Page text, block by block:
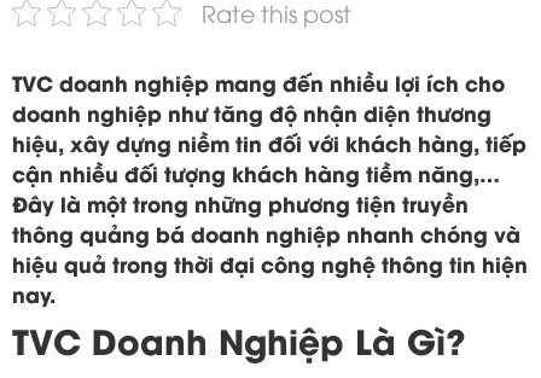
Rate this post
TVC doanh nghiệp mang đến nhiều lợi ích cho
doanh nghiệp như tăng độ nhận diện thương
hiệu, xây dựng niềm tin đối với khách hàng, tiếp
cận nhiều đối tượng khách hàng tiềm năng,…
Đây là một trong những phương tiện truyền
thông quảng bá doanh nghiệp nhanh chóng và
hiệu quả trong thời đại công nghệ thông tin hiện
nay.
TVC Doanh Nghiệp Là Gì?